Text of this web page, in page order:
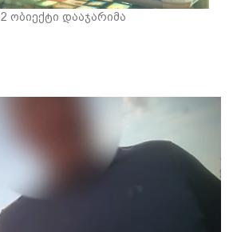
ობიექტი დააჯარიმა